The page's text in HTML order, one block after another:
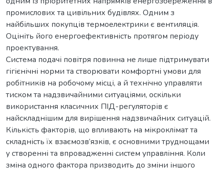
промислових та цивільних будівлях. Одним з
найбільших покупців термоелектрики є вентиляція.
Оцініть його енергоефективність протягом періоду
проектування.
Система подачі повітря повинна не лише підтримувати
гігієнічні норми та створювати комфортні умови для
робітників на робочому місці, а й технічно управляти
тиском та надзвичайними ситуаціями, оскільки
використання класичних ПІД-регуляторів є
найскладнішим для вирішення надзвичайних ситуацій.
Кількість факторів, що впливають на мікроклімат та
складність їх взаємозв’язків, є основними труднощами
у створенні та впровадженні систем управління. Коли
зміна одного фактора призводить до зміни іншого